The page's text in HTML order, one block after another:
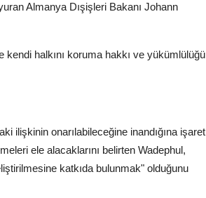
Almanya Dışişleri Bakanı Johann
halkını koruma hakkı ve yükümlülüğü
ilişkinin onarılabileceğine inandığına işaret
ele alacaklarını belirten Wadephul,
katkıda bulunmak" olduğunu